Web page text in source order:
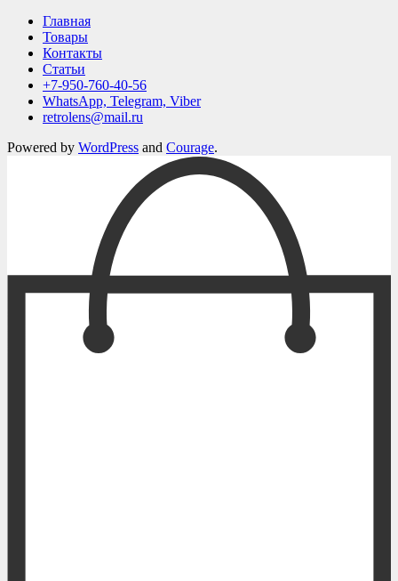
Главная
Товары
Контакты
Статьи
+7-950-760-40-56
WhatsApp, Telegram, Viber
retrolens@mail.ru
Powered by WordPress and Courage.